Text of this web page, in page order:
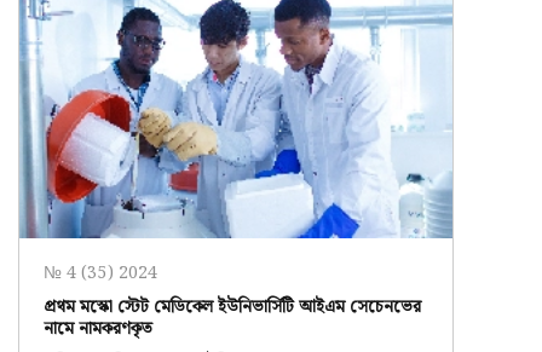
№ 4 (35) 2024
প্রথম মস্কো স্টেট মেডিকেল ইউনিভার্সিটি আইএম সেচেনভের
নামে নামকরণকৃত